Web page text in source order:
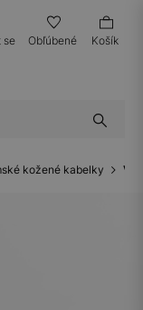
se Obľúbené Košík
kožené kabelky